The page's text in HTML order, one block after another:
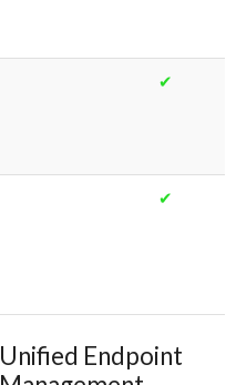
✔
✔
Unified Endpoint